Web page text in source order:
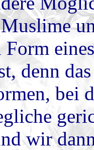
denn
bei
wir